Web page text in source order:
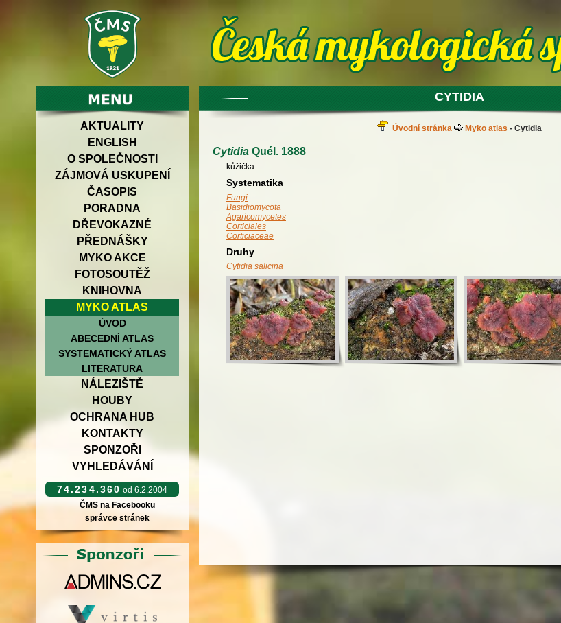
AKTUALITY
ENGLISH
O SPOLEČNOSTI
ZÁJMOVÁ USKUPENÍ
ČASOPIS
PORADNA
DŘEVOKAZNÉ
PŘEDNÁŠKY
MYKO AKCE
FOTOSOUTĚŽ
KNIHOVNA
MYKO ATLAS
ÚVOD
ABECEDNÍ ATLAS
SYSTEMATICKÝ ATLAS
LITERATURA
NÁLEZIŠTĚ
HOUBY
OCHRANA HUB
KONTAKTY
SPONZOŘI
VYHLEDÁVÁNÍ
74.234.360 od 6.2.2004
ČMS na Facebooku
správce stránek
CYTIDIA
Úvodní stránka Myko atlas - Cytidia
Cytidia Quél. 1888
kůžička
Systematika
Fungi
Basidiomycota
Agaricomycetes
Corticiales
Corticiaceae
Druhy
Cytidia salicina